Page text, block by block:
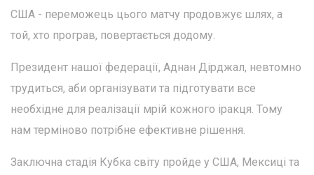
США - переможець цього матчу продовжує шлях, а
той, хто програв, повертається додому.
Президент нашої федерації, Аднан Дірджал, невтомно
трудиться, аби організувати та підготувати все
необхідне для реалізації мрій кожного іракця. Тому
нам терміново потрібне ефективне рішення.
Заключна стадія Кубка світу пройде у США, Мексиці та